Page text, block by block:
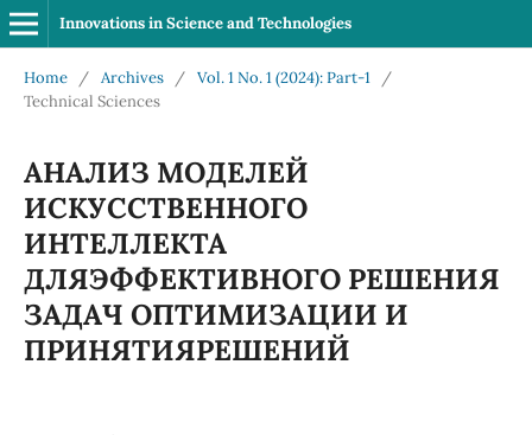
Innovations in Science and Technologies
Home / Archives / Vol. 1 No. 1 (2024): Part-1
/
Technical Sciences
АНАЛИЗ МОДЕЛЕЙ
ИСКУССТВЕННОГО
ИНТЕЛЛЕКТА
ДЛЯЭФФЕКТИВНОГО РЕШЕНИЯ
ЗАДАЧ ОПТИМИЗАЦИИ И
ПРИНЯТИЯРЕШЕНИЙ